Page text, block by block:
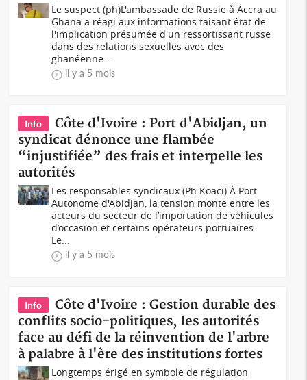
Le suspect (ph)L'ambassade de Russie à Accra au
Ghana a réagi aux informations faisant état de
l'implication présumée d'un ressortissant russe
dans des relations sexuelles avec des
ghanéenne...
il y a 5 mois
Info
Côte d'Ivoire : Port d'Abidjan, un
syndicat dénonce une flambée
“injustifiée” des frais et interpelle les
autorités
Les responsables syndicaux (Ph Koaci) À Port
Autonome d'Abidjan, la tension monte entre les
acteurs du secteur de l’importation de véhicules
d’occasion et certains opérateurs portuaires.
Le...
il y a 5 mois
Info
Côte d'Ivoire : Gestion durable des
conflits socio-politiques, les autorités
face au défi de la réinvention de l'arbre
à palabre à l'ère des institutions fortes
Longtemps érigé en symbole de régulation